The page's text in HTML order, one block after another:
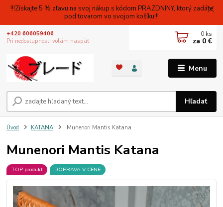
!!!Získajte 5 % zľavu na svoj nákup s kódom PRAZDNINY, ktorý zadáte
pod tovarom vo svojom košíku!!!
Menu
Hľadať
+420 606059406
Pri nedostupnosti volám naspäť
0 ks
za 0 €
Úvod KATANA Munenori Mantis Katana
Munenori Mantis Katana
TOP produkt DOPRAVA V CENE